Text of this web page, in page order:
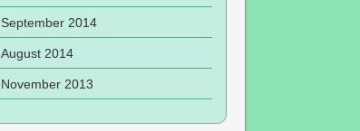
September 2014
August 2014
November 2013